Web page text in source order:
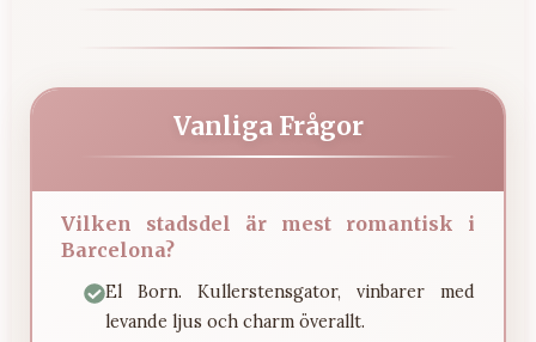
Vanliga Frågor
Vilken stadsdel är mest romantisk i
Barcelona?
El Born. Kullerstensgator, vinbarer med
levande ljus och charm överallt.